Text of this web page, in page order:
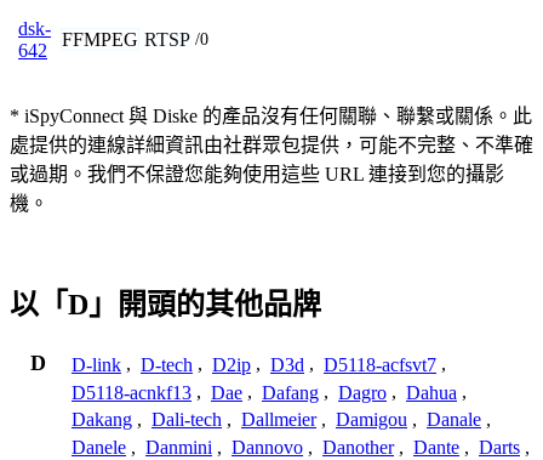
dsk-
642
FFMPEG RTSP /0
* iSpyConnect 與 Diske 的產品沒有任何關聯、聯繫或關係。此
處提供的連線詳細資訊由社群眾包提供，可能不完整、不準確
或過期。我們不保證您能夠使用這些 URL 連接到您的攝影
機。
以「D」開頭的其他品牌
D D-link , D-tech , D2ip , D3d , D5118-acfsvt7 ,
D5118-acnkf13 , Dae , Dafang , Dagro , Dahua ,
Dakang , Dali-tech , Dallmeier , Damigou , Danale ,
Danele , Danmini , Dannovo , Danother , Dante , Darts ,